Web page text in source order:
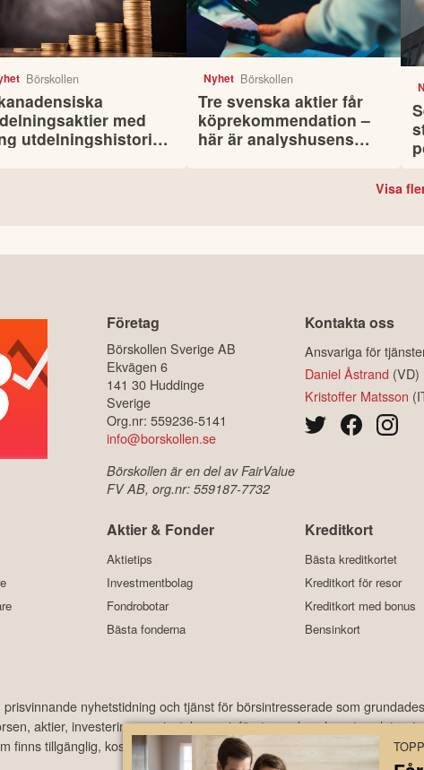
Börskollen
med
utdelningshistorik –
Nyhet Börskollen
Tre svenska aktier får
köprekommendation –
här är analyshusens
Visa
Företag
Börskollen Sverige AB
Ekvägen 6
141 30 Huddinge
Sverige
Org.nr: 559236-5141
info@borskollen.se
Börskollen är en del av FairValue
FV AB, org.nr: 559187-7732
Kontakta oss
Ansvariga för
Daniel Åstrand (VD)
Kristoffer Matsson
Aktier & Fonder
Aktietips
Investmentbolag
Fondrobotar
Bästa fonderna
Kreditkort
Bästa kreditkortet
Kreditkort för resor
Kreditkort med bonus
Bensinkort
nyhetstidning och tjänst för börsintresserade som
aktier, investeringar, privatekonomi, företagande och
finns tillgänglig, kostnadsfritt, har under åren laddats ner